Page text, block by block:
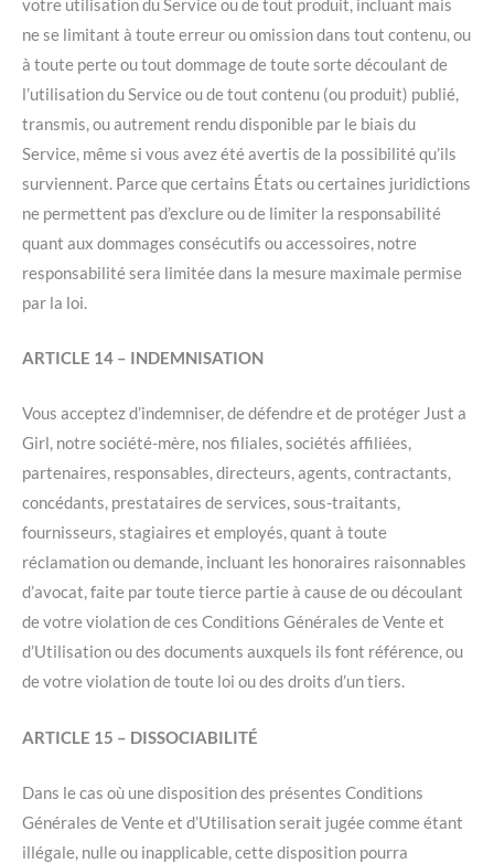
votre utilisation du Service ou de tout produit, incluant mais
ne se limitant à toute erreur ou omission dans tout contenu, ou
à toute perte ou tout dommage de toute sorte découlant de
l’utilisation du Service ou de tout contenu (ou produit) publié,
transmis, ou autrement rendu disponible par le biais du
Service, même si vous avez été avertis de la possibilité qu’ils
surviennent. Parce que certains États ou certaines juridictions
ne permettent pas d’exclure ou de limiter la responsabilité
quant aux dommages consécutifs ou accessoires, notre
responsabilité sera limitée dans la mesure maximale permise
par la loi.
ARTICLE 14 – INDEMNISATION
Vous acceptez d’indemniser, de défendre et de protéger Just a
Girl, notre société-mère, nos filiales, sociétés affiliées,
partenaires, responsables, directeurs, agents, contractants,
concédants, prestataires de services, sous-traitants,
fournisseurs, stagiaires et employés, quant à toute
réclamation ou demande, incluant les honoraires raisonnables
d’avocat, faite par toute tierce partie à cause de ou découlant
de votre violation de ces Conditions Générales de Vente et
d’Utilisation ou des documents auxquels ils font référence, ou
de votre violation de toute loi ou des droits d’un tiers.
ARTICLE 15 – DISSOCIABILITÉ
Dans le cas où une disposition des présentes Conditions
Générales de Vente et d’Utilisation serait jugée comme étant
illégale, nulle ou inapplicable, cette disposition pourra